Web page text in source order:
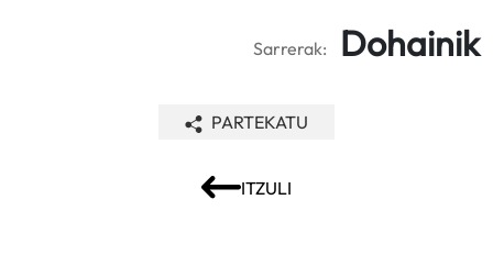
Sarrerak: Dohainik
ITZULI
PARTEKATU